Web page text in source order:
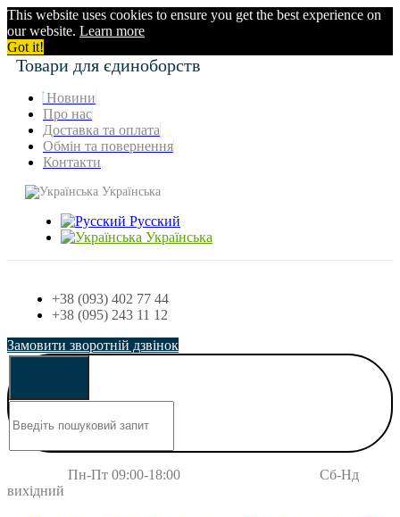
This website uses cookies to ensure you get the best experience on
our website. Learn more
Got it!
Товари для єдиноборств
Новини
Про нас
Доставка та оплата
Обмін та повернення
Контакти
Українська
Русский
Українська
+38 (093) 402 77 44
+38 (095) 243 11 12
Замовити зворотній дзвінок
Пн-Пт 09:00-18:00 Сб-Нд
вихідний